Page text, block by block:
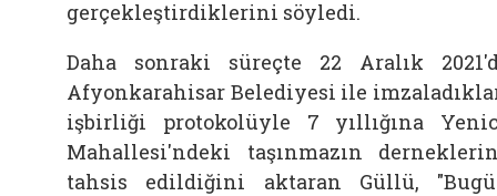
gerçekleştirdiklerini söyledi.
Daha sonraki süreçte 22 Aralık
Afyonkarahisar Belediyesi ile
işbirliği protokolüyle 7 yıllığına
Mahallesi'ndeki taşınmazın
tahsis edildiğini aktaran Güllü,